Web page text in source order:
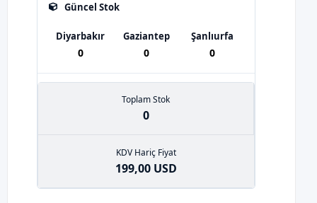
Güncel Stok
Diyarbakır
0
Gaziantep
0
Şanlıurfa
0
Toplam Stok
0
KDV Hariç Fiyat
199,00 USD